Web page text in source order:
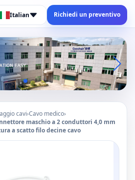
Italian Richiedi un preventivo
cavi›Cavo medico›
maschio a 2 conduttori 4,0 mm
a scatto filo decine cavo